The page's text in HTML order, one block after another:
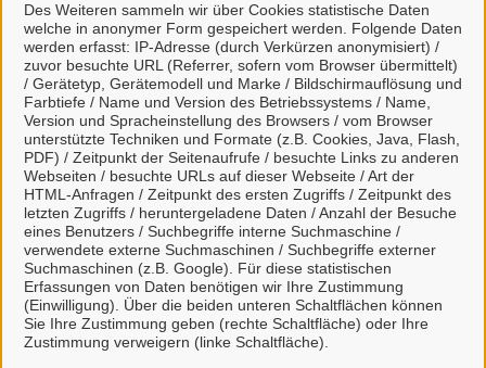
Des Weiteren sammeln wir über Cookies statistische Daten
welche in anonymer Form gespeichert werden. Folgende Daten
werden erfasst: IP-Adresse (durch Verkürzen anonymisiert) /
zuvor besuchte URL (Referrer, sofern vom Browser übermittelt)
/ Gerätetyp, Gerätemodell und Marke / Bildschirmauflösung und
Farbtiefe / Name und Version des Betriebssystems / Name,
Version und Spracheinstellung des Browsers / vom Browser
unterstützte Techniken und Formate (z.B. Cookies, Java, Flash,
PDF) / Zeitpunkt der Seitenaufrufe / besuchte Links zu anderen
Webseiten / besuchte URLs auf dieser Webseite / Art der
HTML-Anfragen / Zeitpunkt des ersten Zugriffs / Zeitpunkt des
letzten Zugriffs / heruntergeladene Daten / Anzahl der Besuche
eines Benutzers / Suchbegriffe interne Suchmaschine /
verwendete externe Suchmaschinen / Suchbegriffe externer
Suchmaschinen (z.B. Google). Für diese statistischen
Erfassungen von Daten benötigen wir Ihre Zustimmung
(Einwilligung). Über die beiden unteren Schaltflächen können
Sie Ihre Zustimmung geben (rechte Schaltfläche) oder Ihre
Zustimmung verweigern (linke Schaltfläche).
Start Abwasserverband Overledingen
Abwasserverband Overledingen
Kontakt
Tel.:04952 921200